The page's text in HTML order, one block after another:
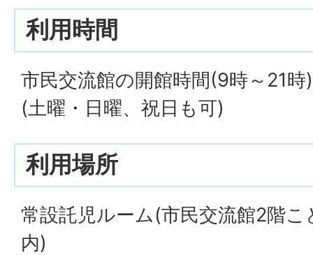
利用時間
市民交流館の開館時間(9時～21
(土曜・日曜、祝日も可)
利用場所
常設託児ルーム(市民交流館2階
内)